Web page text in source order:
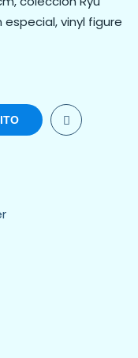
vinyl figure